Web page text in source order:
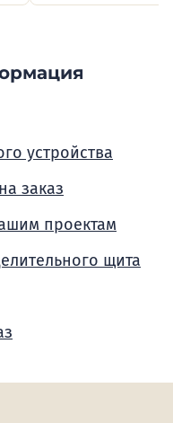
устройства
заказ
проектам
щита